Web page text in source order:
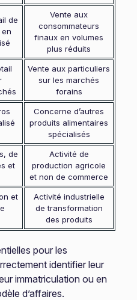
de
Vente aux
consommateurs
finaux en volumes
plus réduits
Vente aux particuliers
sur les marchés
forains
Concerne d’autres
produits alimentaires
spécialisés
de
et
Activité de
production agricole
et non de commerce
et
Activité industrielle
de transformation
des produits
pour les
identifier leur
immatriculation ou en
d’affaires.